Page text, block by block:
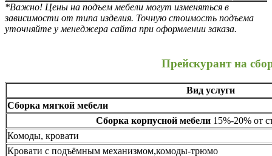
*Важно! Цены на подъем мебели могут изменяться в
зависимости от типа изделия. Точную стоимость подъема
уточняйте у менеджера сайта при оформлении заказа.
Прейскурант на
Вид услуги
Сборка мягкой мебели
Сборка корпусной мебели15%-20% от
Комоды, кровати
Кровати с подъёмным механизмом,комоды-трюмо